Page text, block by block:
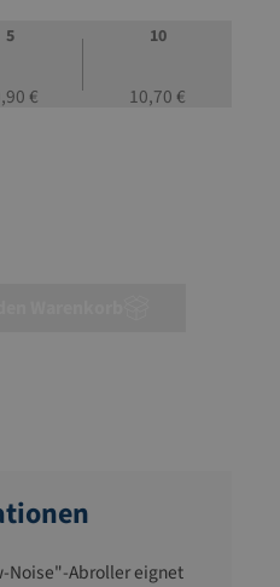
5
€
10
10,70 €
gewünschten Wert
Noise"-Abroller eignet